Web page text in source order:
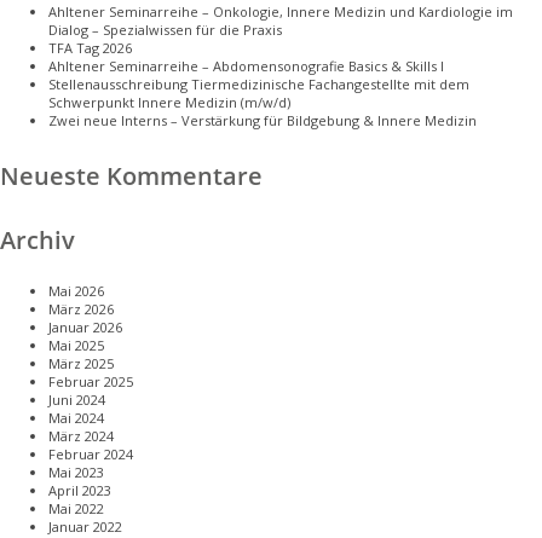
Ahltener Seminarreihe – Onkologie, Innere Medizin und Kardiologie im
Dialog – Spezialwissen für die Praxis
TFA Tag 2026
Ahltener Seminarreihe – Abdomensonografie Basics & Skills I
Stellenausschreibung Tiermedizinische Fachangestellte mit dem
Schwerpunkt Innere Medizin (m/w/d)
Zwei neue Interns – Verstärkung für Bildgebung & Innere Medizin
Neueste Kommentare
Archiv
Mai 2026
März 2026
Januar 2026
Mai 2025
März 2025
Februar 2025
Juni 2024
Mai 2024
März 2024
Februar 2024
Mai 2023
April 2023
Mai 2022
Januar 2022